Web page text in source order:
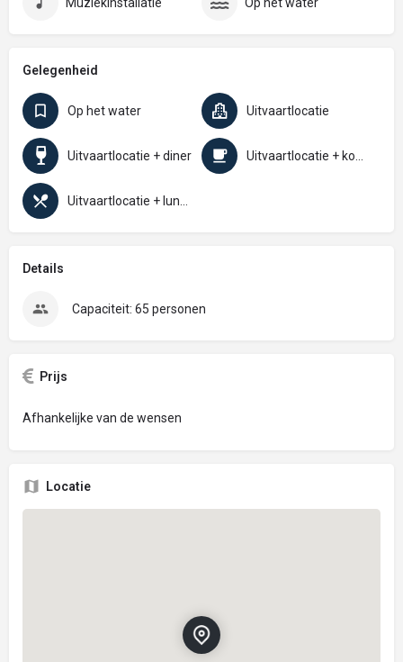
Gelegenheid
Op het water Uitvaartlocatie
Uitvaartlocatie + diner
Details
Capaciteit: 65 personen
Prijs
Afhankelijke van de wensen
Locatie